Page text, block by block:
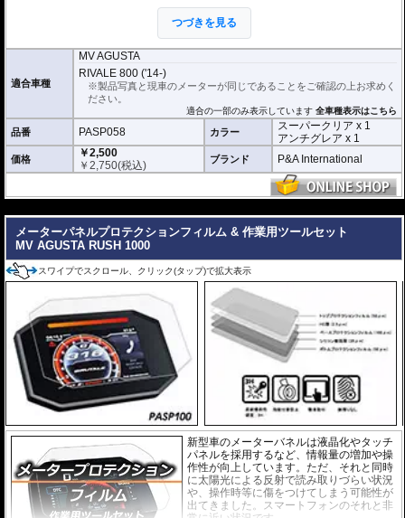
このメーターパネルプロテクションフィル
ムは不要な傷や汚れからメーターパネルを
保護します。
ーパークリアとアンチグレア)が入っており、それぞれ目的に合わせたものをご
利用いただけます。
スーパークリア :耐摩耗性が非常に高く、
透明性の高いフィルム。貼り付けてしまう
とメーターになじみ、フィルムの存在がほ
とんどわからなくなります。
アンチグレア :
マット仕上げが施され、太
陽光などによる反射を軽減。視認性の低下
を防ぎ、メーターを読み取りやすくしま
す。もちろん傷に対しても有効です。
取付キット付属 :取り付けに便利なクリー
ニングクロス、細かい埃も除去する粘着シート、気泡の混入を防ぎ、きれいに
仕上げるスキージがセットになっています。
またこのフィルムは 多少の気泡なら数時間から２日ほどで自然に気泡が消える
優れもの。満足のいく取付が容易になりました。
シリコーン系粘着材を採用し、メーターを痛めることがありません。フィルム
を剥がせば、元通りの状態になります。
つづきを見る
適合車種
MV AGUSTA
RIVALE 800 ('14-)
※製品写真と現車のメーターが同じであることをご確認の上お求めく
ださい。
適合の一部のみ表示しています全車種表示はこちら
品番 PASP058 カラー
スーパークリア x 1
アンチグレア x 1
価格
￥2,500
￥2,750(税込) ブランド P&A International
メーターパネルプロテクションフィルム & 作業用ツールセット
MV AGUSTA RUSH 1000
スワイプでスクロール、クリック(タップ)で拡大表示
新型車のメーターバネルは液晶化やタッチ
パネルを採用するなど、情報量の増加や操
作性が向上しています。ただ、それと同時
に太陽光による反射で読み取りづらい状況
や、操作時等に傷をつけてしまう可能性が
出てきました。スマートフォンのそれと非